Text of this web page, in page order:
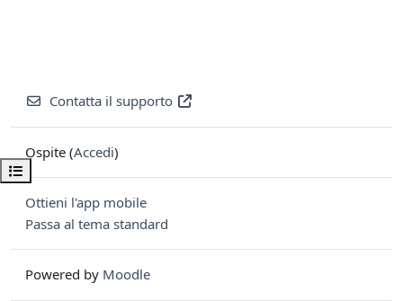
Apri indice del corso
Contatta il supporto
Ospite (Accedi)
Ottieni l'app mobile
Passa al tema standard
Powered by Moodle